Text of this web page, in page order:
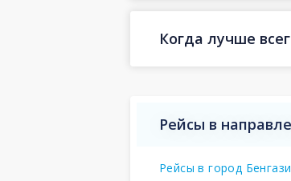
Когда лучше
Рейсы в
Рейсы в город Бенгази